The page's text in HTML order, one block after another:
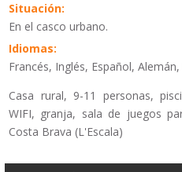
Situación:
En el casco urbano.
Idiomas:
Francés, Inglés, Español,
Casa rural, 9-11 personas,
WIFI, granja, sala de juegos
Costa Brava (L'Escala)